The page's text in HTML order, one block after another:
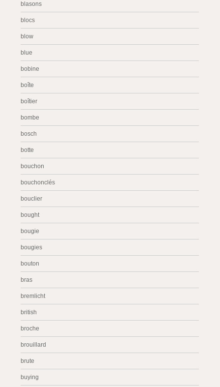
blasons
blocs
blow
blue
bobine
boîte
boîtier
bombe
bosch
botte
bouchon
bouchonclés
bouclier
bought
bougie
bougies
bouton
bras
bremlicht
british
broche
brouillard
brute
buying